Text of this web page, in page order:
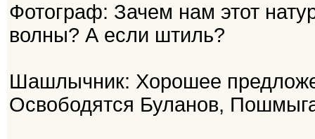
Фотограф: Зачем нам этот
волны? А если штиль?
Шашлычник: Хорошее
Освободятся Буланов,